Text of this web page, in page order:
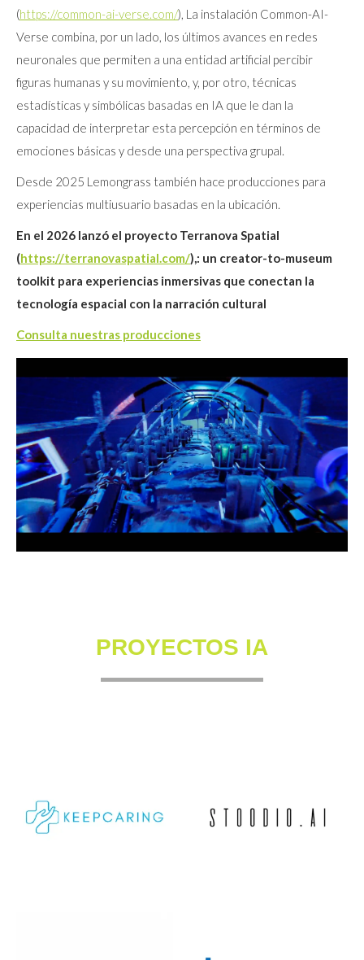
(https://common-ai-verse.com/), La instalación Common-AI-
Verse combina, por un lado, los últimos avances en redes
neuronales que permiten a una entidad artificial percibir
figuras humanas y su movimiento, y, por otro, técnicas
estadísticas y simbólicas basadas en IA que le dan la
capacidad de interpretar esta percepción en términos de
emociones básicas y desde una perspectiva grupal.
Desde 2025 Lemongrass también hace producciones para
experiencias multiusuario basadas en la ubicación.
En el 2026 lanzó el proyecto Terranova Spatial
(https://terranovaspatial.com/),: un creator-to-museum
toolkit para experiencias inmersivas que conectan la
tecnología espacial con la narración cultural
Consulta nuestras producciones
PROYECTOS IA